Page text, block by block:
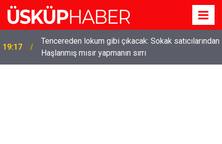
Tencereden lokum gibi çıkacak: Sokak satıcılarından
Haşlanmış mısır yapmanın sırrı
19:16
Tüketilince Direkt Beyni Etkiliyor ve küçültüyor
belleği tamamen doldurup unutkanlığa yol açıyor